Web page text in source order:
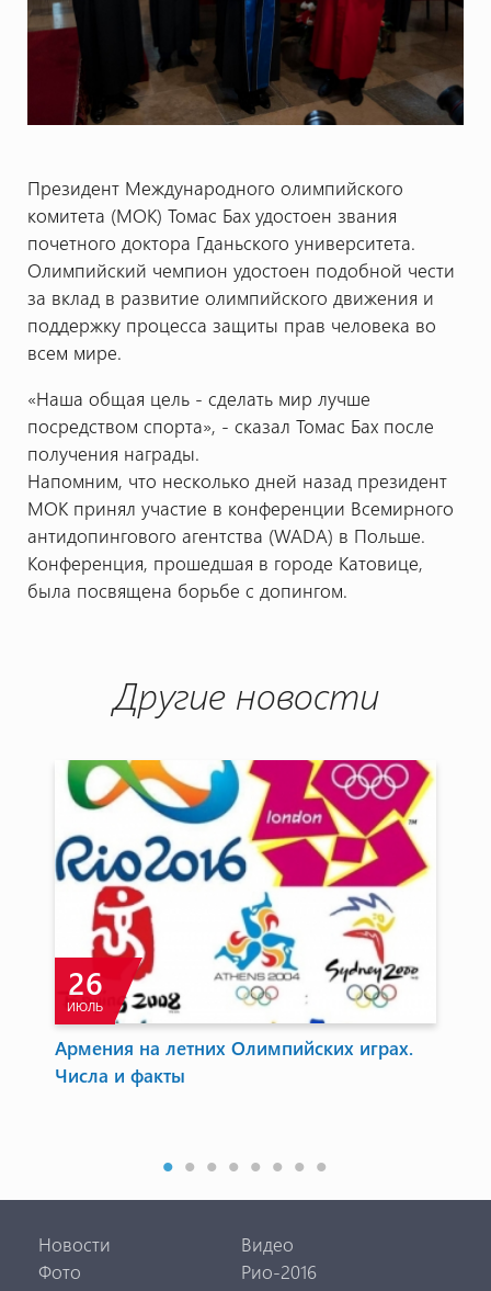
Президент Международного олимпийского
комитета (МОК) Томас Бах удостоен звания
почетного доктора Гданьского университета.
Олимпийский чемпион удостоен подобной чести
за вклад в развитие олимпийского движения и
поддержку процесса защиты прав человека во
всем мире.
«Наша общая цель - сделать мир лучше
посредством спорта», - сказал Томас Бах после
получения награды.
Напомним, что несколько дней назад президент
МОК принял участие в конференции Всемирного
антидопингового агентства (WADA) в Польше.
Конференция, прошедшая в городе Катовице,
была посвящена борьбе с допингом.
Другие новости
26
ИЮЛЬ
Армения на летних Олимпийских играх.
Числа и факты
Новости
Видео
Фото
Рио-2016